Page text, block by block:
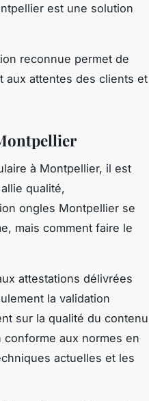
est une solution
reconnue permet de
aux attentes des clients et
à Montpellier, il est
qualité,
ongles Montpellier se
mais comment faire le
attestations délivrées
la validation
sur la qualité du contenu
aux normes en
actuelles et les